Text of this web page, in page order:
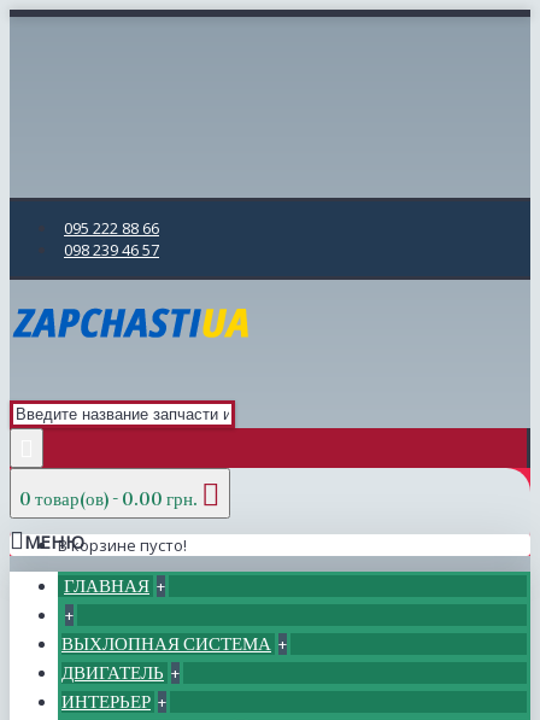
095 222 88 66
098 239 46 57
0 товар(ов) - 0.00 грн.
В корзине пусто!
МЕНЮ
ГЛАВНАЯ +
+
ВЫХЛОПНАЯ СИСТЕМА +
ДВИГАТЕЛЬ +
ИНТЕРЬЕР +